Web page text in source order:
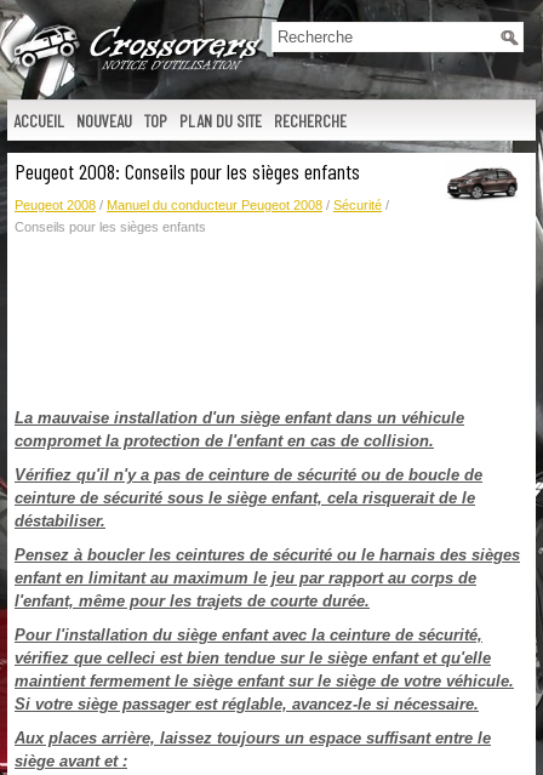
ACCUEIL NOUVEAU TOP PLAN DU SITE RECHERCHE
Peugeot 2008: Conseils pour les sièges enfants
Peugeot 2008 / Manuel du conducteur Peugeot 2008 / Sécurité /
Conseils pour les sièges enfants
La mauvaise installation d'un siège enfant dans un véhicule
compromet la protection de l'enfant en cas de collision.
Vérifiez qu'il n'y a pas de ceinture de sécurité ou de boucle de
ceinture de sécurité sous le siège enfant, cela risquerait de le
déstabiliser.
Pensez à boucler les ceintures de sécurité ou le harnais des sièges
enfant en limitant au maximum le jeu par rapport au corps de
l'enfant, même pour les trajets de courte durée.
Pour l'installation du siège enfant avec la ceinture de sécurité,
vérifiez que celleci est bien tendue sur le siège enfant et qu'elle
maintient fermement le siège enfant sur le siège de votre véhicule.
Si votre siège passager est réglable, avancez-le si nécessaire.
Aux places arrière, laissez toujours un espace suffisant entre le
siège avant et :